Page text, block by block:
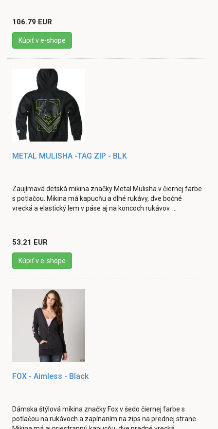
106.79 EUR
Kúpiť v e-shope
METAL MULISHA -TAG ZIP - BLK
Zaujímavá detská mikina značky Metal Mulisha v čiernej farbe
s potlačou. Mikina má kapucňu a dlhé rukávy, dve bočné
vrecká a elastický lem v páse aj na koncoch rukávov. ...
53.21 EUR
Kúpiť v e-shope
FOX - Aimless - Black
Dámska štýlová mikina značky Fox v šedo čiernej farbe s
potlačou na rukávoch a zapínaním na zips na prednej strane.